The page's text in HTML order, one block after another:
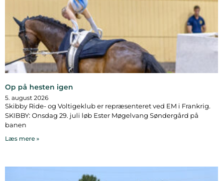
Op på hesten igen
5. august 2026
Skibby Ride- og Voltigeklub er repræsenteret ved EM i Frankrig.
SKIBBY: Onsdag 29. juli løb Ester Møgelvang Søndergård på
banen
Læs mere »